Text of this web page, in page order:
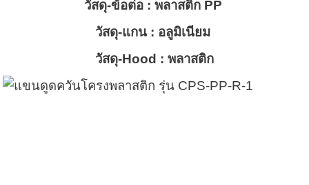
วัสดุ-ข้อต่อ : พลาสติก PP
วัสดุ-แกน : อลูมิเนียม
วัสดุ-Hood : พลาสติก